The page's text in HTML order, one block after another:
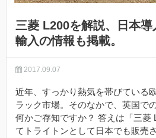
三菱 L200を解説、日本
輸入の情報も掲載。
2017.09.07
近年、すっかり熱気を帯びている
ラック市場。そのなかで、英国で
何かご存知ですか？ 答えは「三菱
てトライトンとして日本でも販売